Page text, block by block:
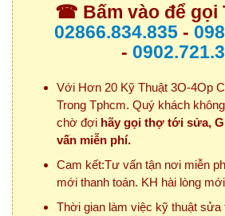
☎ Bấm vào để gọi
02866.834.835 -
-
Với Hơn 20 Kỹ Thuật 3O-4Op
Trong Tphcm. Quý khách
chờ đợi hãy gọi thợ tới sửa,
vấn miễn phí.
Cam kết:Tư vấn tận nơi miễn
mới thanh toán. KH hài lòng
Thời gian làm việc kỹ thuật sửa